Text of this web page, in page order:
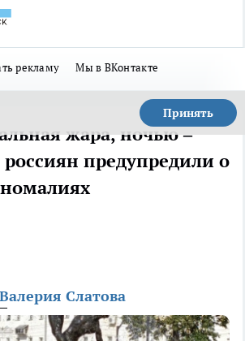
рекламу Мы в ВКонтакте
Принять
жара, ночью –
предупредили о
Валерия Слатова